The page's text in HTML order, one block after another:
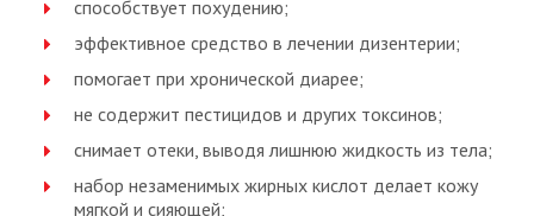
способствует похудению;
эффективное средство в лечении дизентерии;
помогает при хронической диарее;
не содержит пестицидов и других токсинов;
снимает отеки, выводя лишнюю жидкость из тела;
набор незаменимых жирных кислот делает кожу
мягкой и сияющей;